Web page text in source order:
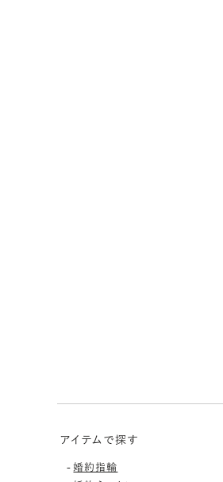
アイテムで探す
-婚約指輪